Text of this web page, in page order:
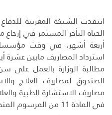
انتقدت الشبكة المغربية
الحياة التأخر المستمر في إرجاع
أربعة أشهر، في وقت
استرداد المصاريف مابين عشرة
مطالبة الوزارة بالعمل على
الصندوق لمصاريف العلاج
مصاريف الاستشارة الطبية
في المادة 11 من المرسوم المنظم لهذه العملية .